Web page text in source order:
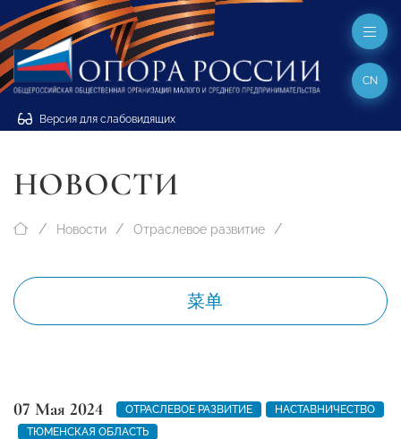
Версия для слабовидящих
CN
НОВОСТИ
Новости Отраслевое развитие
菜单
07 Мая 2024 ОТРАСЛЕВОЕ РАЗВИТИЕ
НАСТАВНИЧЕСТВО
ТЮМЕНСКАЯ ОБЛАСТЬ